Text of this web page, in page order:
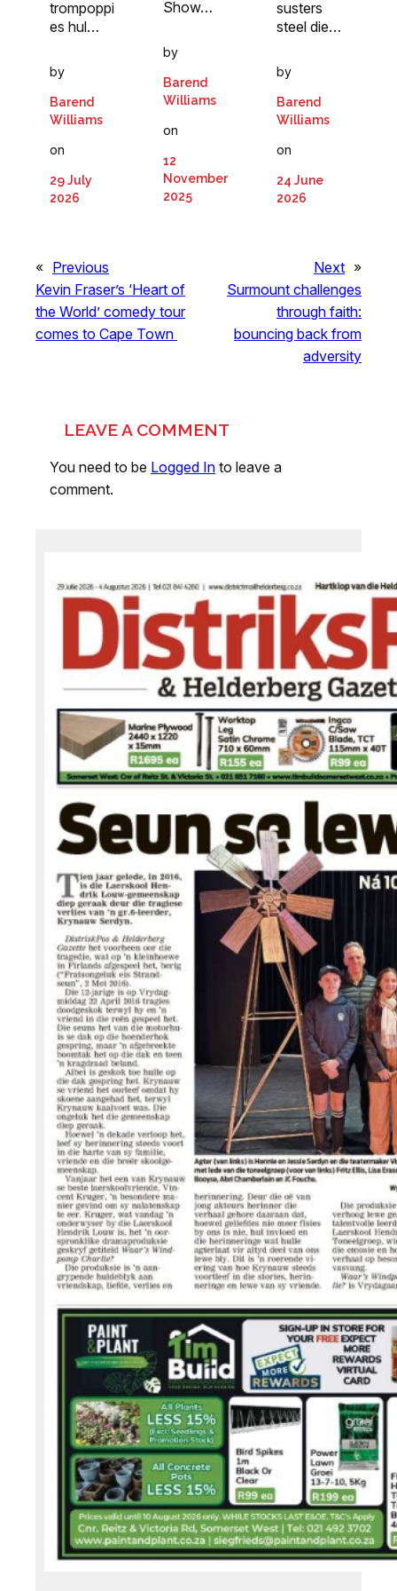
trompoppi
es hul…
by
Barend
Williams
on
29 July
2026
Show…
by
Barend
Williams
on
12
November
2025
susters
steel die…
by
Barend
Williams
on
24 June
2026
« Previous
Kevin Fraser’s ‘Heart of
the World’ comedy tour
comes to Cape Town
Next »
Surmount challenges
through faith:
bouncing back from
adversity
LEAVE A COMMENT
You need to be Logged In to leave a
comment.